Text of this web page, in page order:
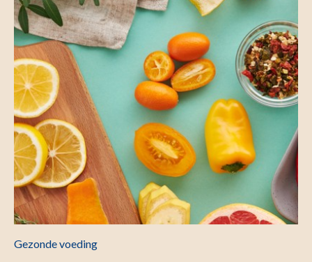
Gezonde voeding